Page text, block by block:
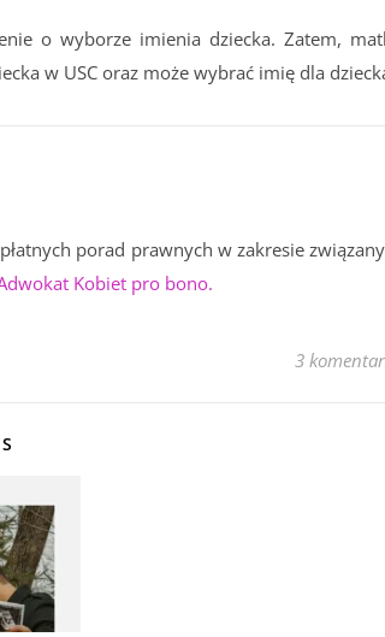
o wyborze imienia dziecka. Zatem,
w USC oraz może wybrać imię dla
porad prawnych w zakresie
Kobiet pro bono.
3